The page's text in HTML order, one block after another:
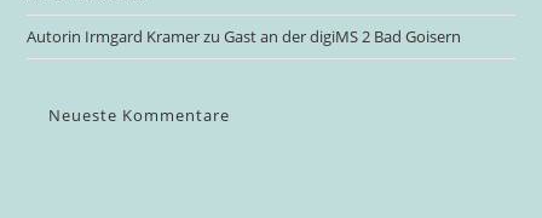
Autorin Irmgard Kramer zu Gast an der digiMS 2 Bad Goisern
Neueste Kommentare